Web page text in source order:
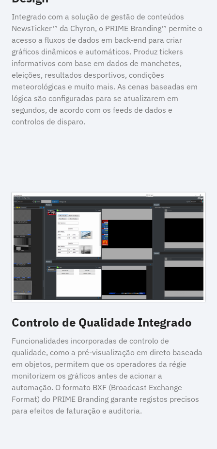
Integrado com a solução de gestão de conteúdos
NewsTicker™ da Chyron, o PRIME Branding™ permite o
acesso a fluxos de dados em back-end para criar
gráficos dinâmicos e automáticos. Produz tickers
informativos com base em dados de manchetes,
eleições, resultados desportivos, condições
meteorológicas e muito mais. As cenas baseadas em
lógica são configuradas para se atualizarem em
segundos, de acordo com os feeds de dados e
controlos de disparo.
Controlo de Qualidade Integrado
Funcionalidades incorporadas de controlo de
qualidade, como a pré-visualização em direto baseada
em objetos, permitem que os operadores da régie
monitorizem os gráficos antes de acionar a
automação. O formato BXF (Broadcast Exchange
Format) do PRIME Branding garante registos precisos
para efeitos de faturação e auditoria.